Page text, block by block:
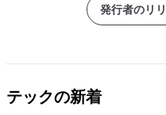
発行者のリ
テックの新着